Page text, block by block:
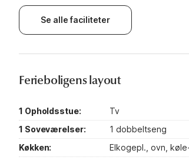
Se alle faciliteter
Ferieboligens layout
1 Opholdsstue:
Tv
1 Soveværelser:
1 dobbeltseng
Køkken:
Elkogepl., ovn,